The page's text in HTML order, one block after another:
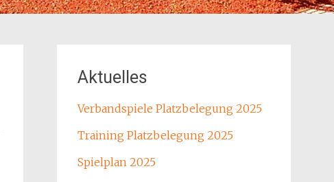
Aktuelles
Verbandspiele Platzbelegung 2025
Training Platzbelegung 2025
Spielplan 2025